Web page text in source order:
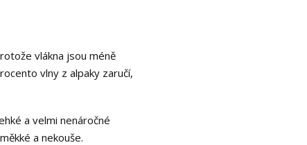
vlákna jsou méně
vlny z alpaky zaručí,
a velmi nenáročné
a nekouše.